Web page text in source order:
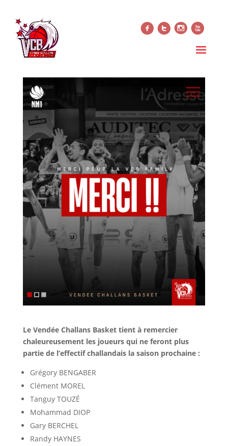
f t i x
Le Vendée Challans Basket tient à remercier
chaleureusement les joueurs qui ne feront plus
partie de l’effectif challandais la saison prochaine :
Grégory BENGABER
Clément MOREL
Tanguy TOUZÉ
Mohammad DIOP
Gary BERCHEL
Randy HAYNES